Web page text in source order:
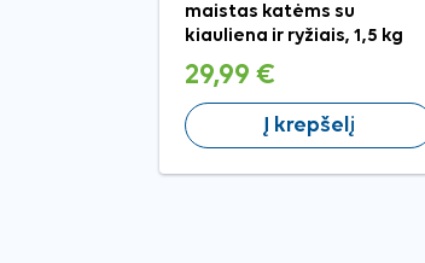
maistas katėms su
kiauliena ir ryžiais, 1,5 kg
29,99 €
Į krepšelį